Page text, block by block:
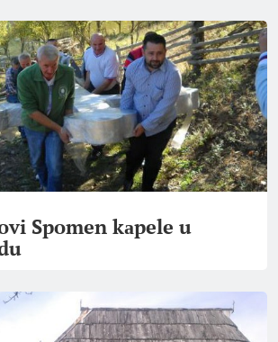
Spomen kаpele u